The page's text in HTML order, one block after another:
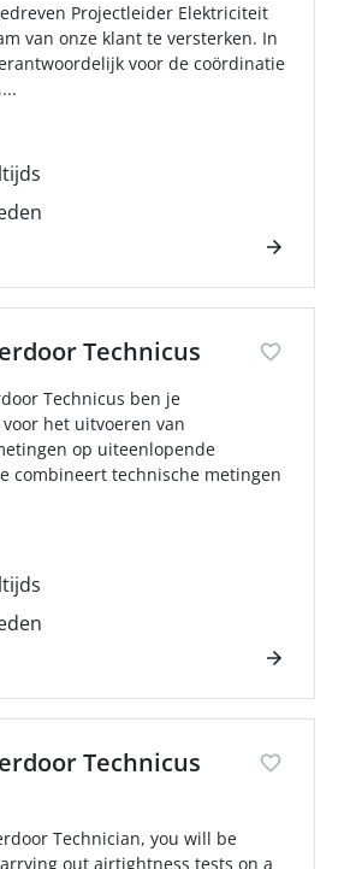
Projectleider Elektriciteit
van onze klant te versterken. In
voor de coördinatie
Technicus
Technicus ben je
het uitvoeren van
op uiteenlopende
combineert technische metingen
Technicus
Technician, you will be
out airtightness tests on a